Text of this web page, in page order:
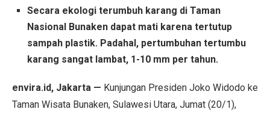
Secara ekologi terumbuh karang di Taman
Nasional Bunaken dapat mati karena tertutup
sampah plastik. Padahal, pertumbuhan tertumbu
karang sangat lambat, 1-10 mm per tahun.
envira.id, Jakarta — Kunjungan Presiden Joko Widodo ke
Taman Wisata Bunaken, Sulawesi Utara, Jumat (20/1),